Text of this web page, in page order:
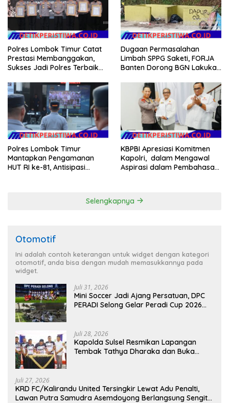
Anggaran Pembangunan
Polres Lombok Timur Catat
Prestasi Membanggakan,
Sukses Jadi Polres Terbaik
NTB
Dugaan Permasalahan
Limbah SPPG Saketi, FORJA
Banten Dorong BGN Lakukan
Polres Lombok Timur
Mantapkan Pengamanan
HUT RI ke-81, Antisipasi
KBPBI Apresiasi Komitmen
Kapolri, dalam Mengawal
Aspirasi dalam Pembahasan
Selengkapnya
Otomotif
Ini adalah contoh keterangan untuk widget dengan kategori
otomotif, anda bisa dengan mudah memasukkannya pada
widget.
Juli 31, 2026
Mini Soccer Jadi Ajang Persatuan, DPC
PERADI Selong Gelar Peradi Cup 2026
Juli 28, 2026
Kapolda Sulsel Resmikan Lapangan
Tembak Tathya Dharaka dan Buka
Juli 27, 2026
KRD FC/Kalirandu United Tersingkir Lewat Adu Penalti,
Lawan Putra Samudra Asemdoyong Berlangsung Sengit